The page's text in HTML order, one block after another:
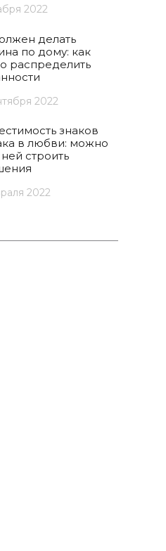
2022
делать
по дому: как
распределить
2022
знаков
в любви: можно
строить
2022